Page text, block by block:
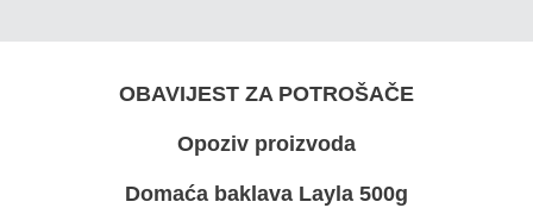
OBAVIJEST ZA POTROŠAČE
Opoziv proizvoda
Domaća baklava Layla 500g